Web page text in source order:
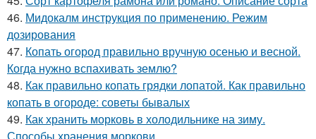
46. Мидокалм инструкция по применению. Режим
дозирования
47. Копать огород правильно вручную осенью и весной.
Когда нужно вспахивать землю?
48. Как правильно копать грядки лопатой. Как правильно
копать в огороде: советы бывалых
49. Как хранить морковь в холодильнике на зиму.
Способы хранения моркови